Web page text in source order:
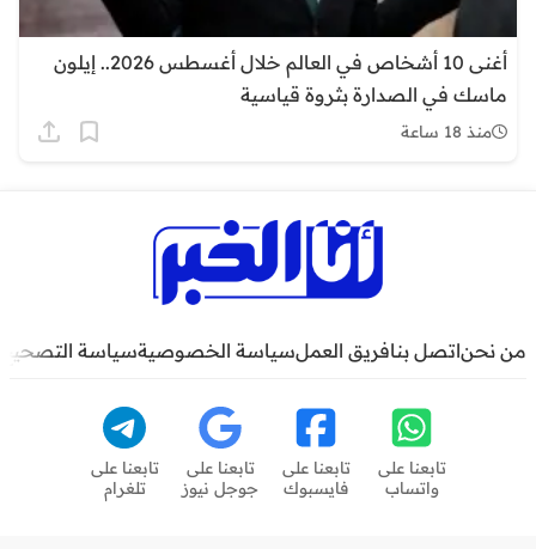
أغنى 10 أشخاص في العالم خلال أغسطس 2026.. إيلون
ماسك في الصدارة بثروة قياسية
منذ 18 ساعة
من نحناتصل بنافريق العملسياسة الخصوصيةسياسة التصحيح
تابعنا على
واتساب
تابعنا على
فايسبوك
تابعنا على
جوجل نيوز
تابعنا على
تلغرام